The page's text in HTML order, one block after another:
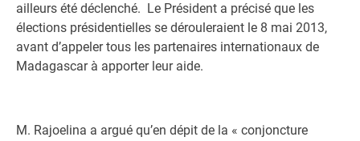
ailleurs été déclenché. Le Président a précisé que les
élections présidentielles se dérouleraient le 8 mai 2013,
avant d’appeler tous les partenaires internationaux de
Madagascar à apporter leur aide.
M. Rajoelina a argué qu’en dépit de la « conjoncture